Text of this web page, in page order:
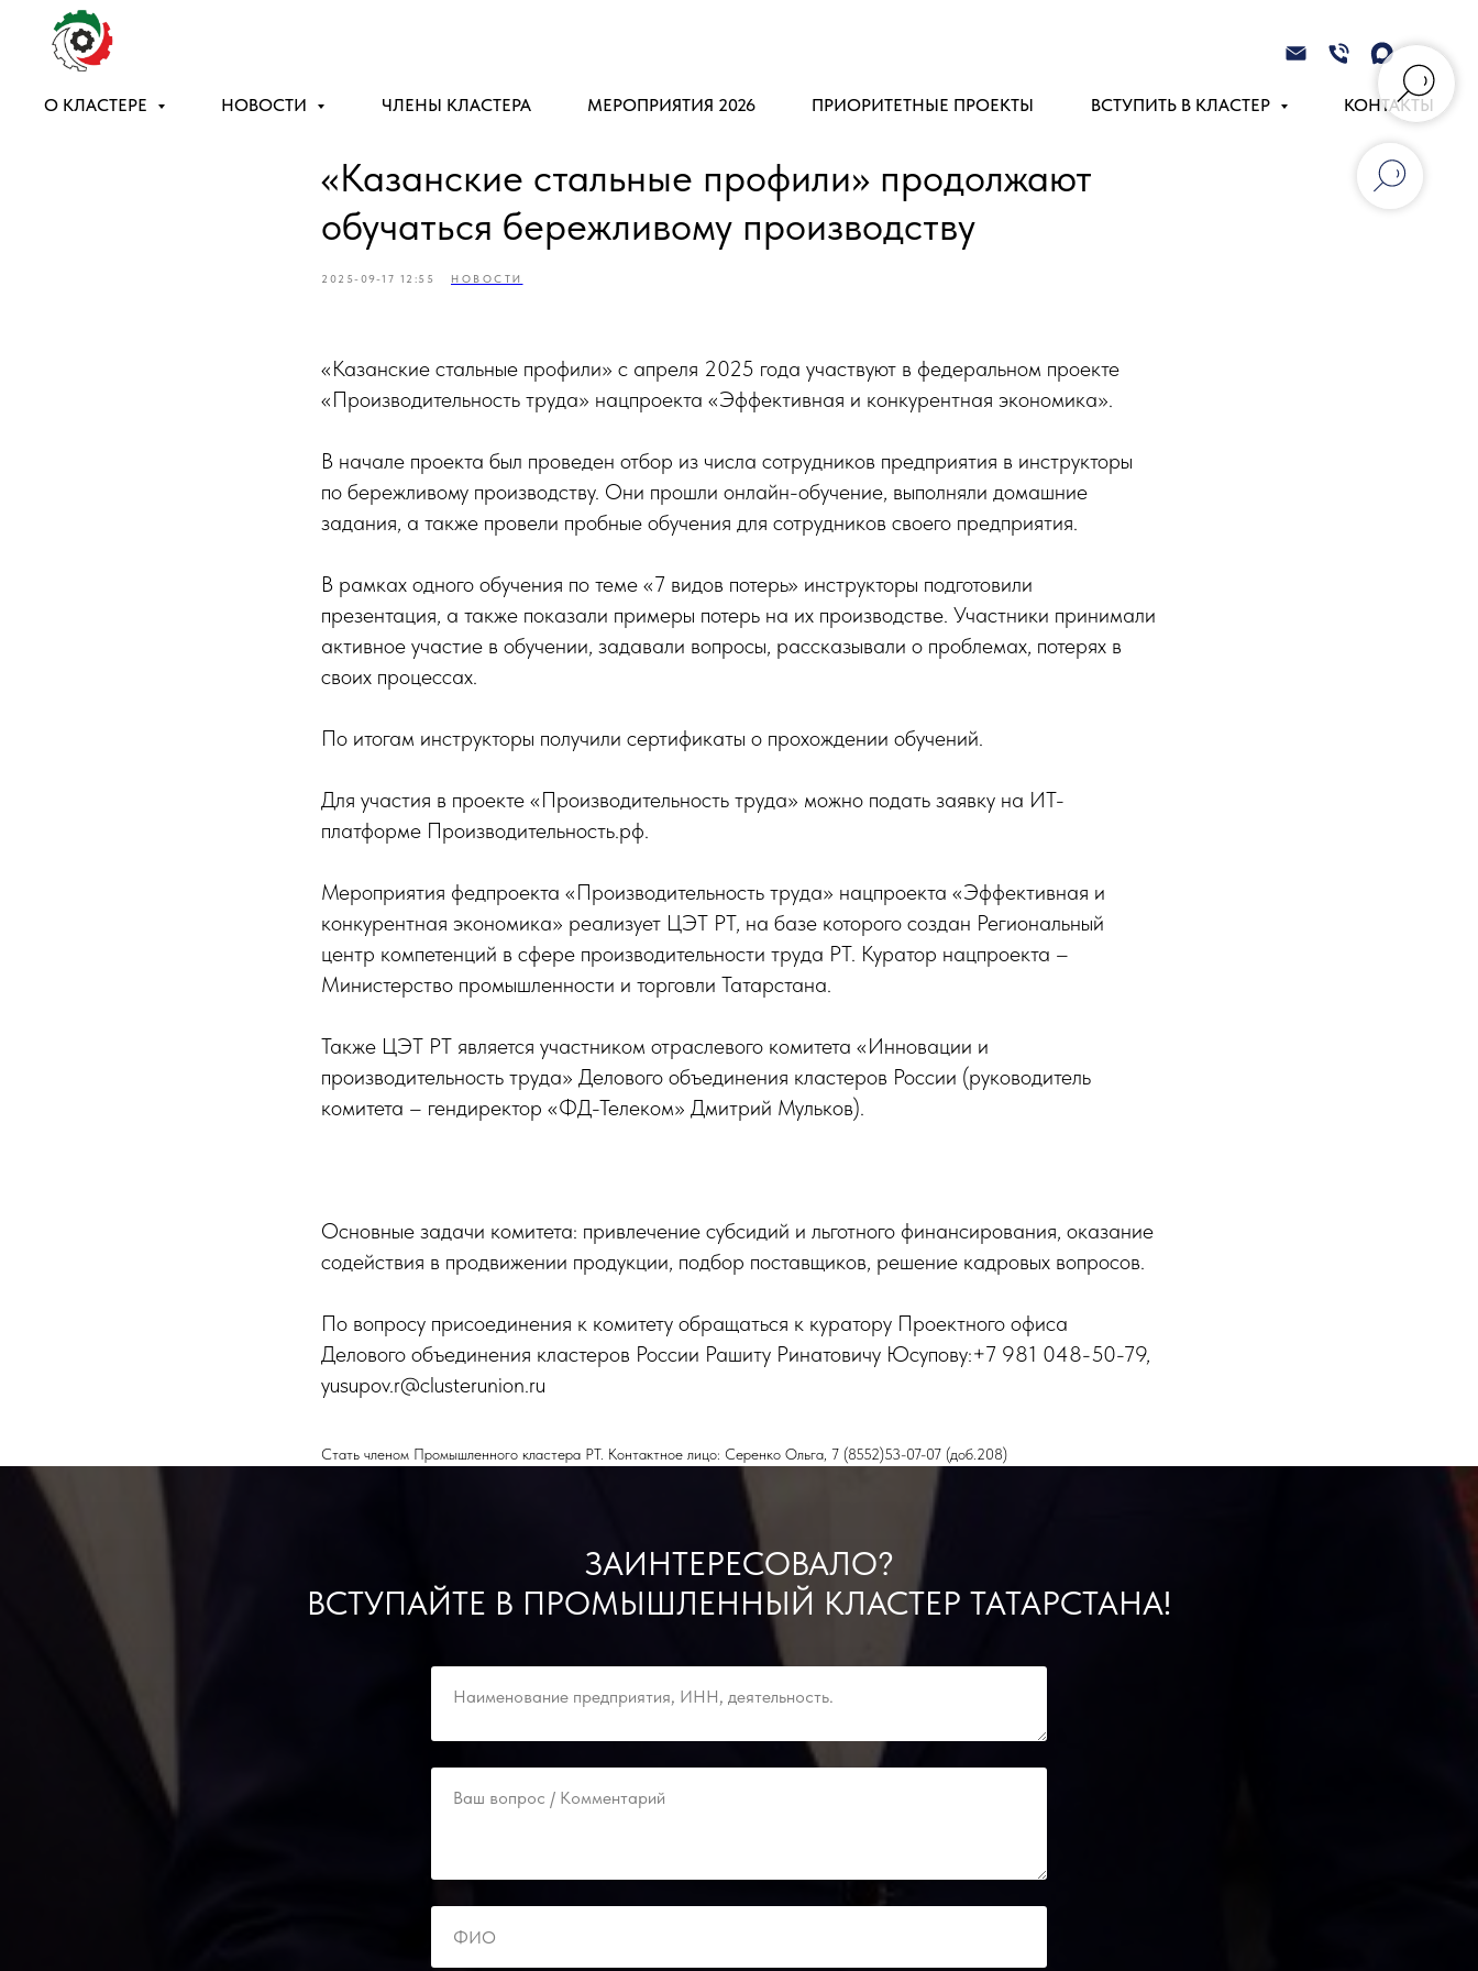
О КЛАСТЕРЕ НОВОСТИ ЧЛЕНЫ КЛАСТЕРА МЕРОПРИЯТИЯ 2026 ПРИОРИТЕТНЫЕ ПРОЕКТЫ ВСТУПИТЬ В КЛАСТЕР КОНТАКТЫ
«Казанские стальные профили» продолжают
обучаться бережливому производству
2025-09-17 12:55 НОВОСТИ
«Казанские стальные профили» с апреля 2025 года участвуют в федеральном проекте
«Производительность труда» нацпроекта «Эффективная и конкурентная экономика».
В начале проекта был проведен отбор из числа сотрудников предприятия в инструкторы
по бережливому производству. Они прошли онлайн-обучение, выполняли домашние
задания, а также провели пробные обучения для сотрудников своего предприятия.
В рамках одного обучения по теме «7 видов потерь» инструкторы подготовили
презентация, а также показали примеры потерь на их производстве. Участники принимали
активное участие в обучении, задавали вопросы, рассказывали о проблемах, потерях в
своих процессах.
По итогам инструкторы получили сертификаты о прохождении обучений.
Для участия в проекте «Производительность труда» можно подать заявку на ИТ-
платформе Производительность.рф.
Мероприятия федпроекта «Производительность труда» нацпроекта «Эффективная и
конкурентная экономика» реализует ЦЭТ РТ, на базе которого создан Региональный
центр компетенций в сфере производительности труда РТ. Куратор нацпроекта –
Министерство промышленности и торговли Татарстана.
Также ЦЭТ РТ является участником отраслевого комитета «Инновации и
производительность труда» Делового объединения кластеров России (руководитель
комитета – гендиректор «ФД-Телеком» Дмитрий Мульков).
Основные задачи комитета: привлечение субсидий и льготного финансирования, оказание
содействия в продвижении продукции, подбор поставщиков, решение кадровых вопросов.
По вопросу присоединения к комитету обращаться к куратору Проектного офиса
Делового объединения кластеров России Рашиту Ринатовичу Юсупову:+7 981 048-50-79,
yusupov.r@clusterunion.ru
Стать членом Промышленного кластера РТ. Контактное лицо: Серенко Ольга, 7 (8552)53-07-07 (доб.208)
ЗАИНТЕРЕСОВАЛО?
ВСТУПАЙТЕ В ПРОМЫШЛЕННЫЙ КЛАСТЕР ТАТАРСТАНА!